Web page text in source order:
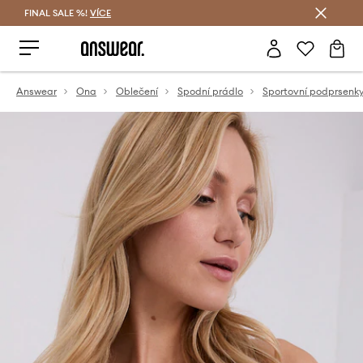
FINAL SALE %! VÍCE
Answear Ona Oblečení Spodní prádlo Sportovní